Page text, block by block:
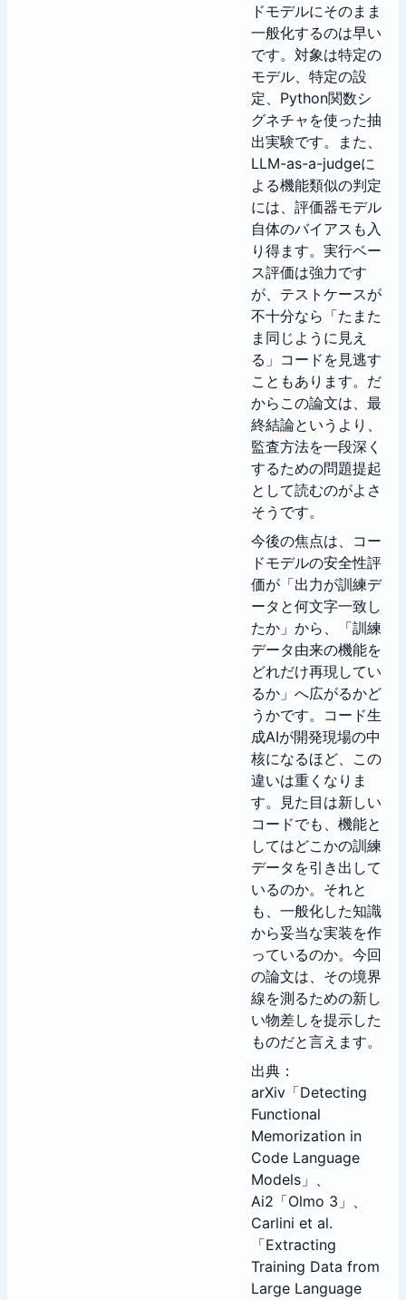
ドモデルにそのまま
一般化するのは早い
です。対象は特定の
モデル、特定の設
定、Python関数シ
グネチャを使った抽
出実験です。また、
LLM-as-a-judgeに
よる機能類似の判定
には、評価器モデル
自体のバイアスも入
り得ます。実行ベー
ス評価は強力です
が、テストケースが
不十分なら「たまた
ま同じように見え
る」コードを見逃す
こともあります。だ
からこの論文は、最
終結論というより、
監査方法を一段深く
するための問題提起
として読むのがよさ
そうです。
今後の焦点は、コー
ドモデルの安全性評
価が「出力が訓練デ
ータと何文字一致し
たか」から、「訓練
データ由来の機能を
どれだけ再現してい
るか」へ広がるかど
うかです。コード生
成AIが開発現場の中
核になるほど、この
違いは重くなりま
す。見た目は新しい
コードでも、機能と
してはどこかの訓練
データを引き出して
いるのか。それと
も、一般化した知識
から妥当な実装を作
っているのか。今回
の論文は、その境界
線を測るための新し
い物差しを提示した
ものだと言えます。
出典：
arXiv「Detecting
Functional
Memorization in
Code Language
Models」、
Ai2「Olmo 3」、
Carlini et al.
「Extracting
Training Data from
Large Language